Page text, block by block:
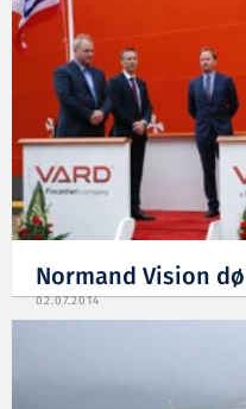
Normand Vision
02.07.2014